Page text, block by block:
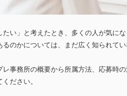
たい」と考えたとき、多くの人が気に
のかについては、まだ広く知られてい
レ事務所の概要から所属方法、応募時
ださい。